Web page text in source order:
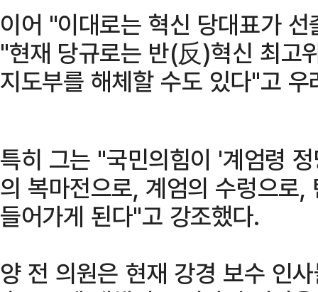
이어 "이대로는 혁신 당대표가
"현재 당규로는 반(反)혁신 최고
지도부를 해체할 수도 있다"고 우
특히 그는 "국민의힘이 '계엄령
의 복마전으로, 계엄의 수렁으로
들어가게 된다"고 강조했다.
양 전 의원은 현재 강경 보수 인